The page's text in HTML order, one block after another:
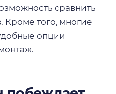
сравнить
Кроме того, многие
опции